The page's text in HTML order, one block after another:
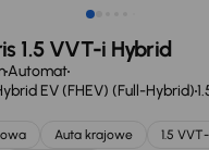
1.5 VVT-i Hybrid
Automat
EV (FHEV) (Full-Hybrid)
Auta krajowe
1.5